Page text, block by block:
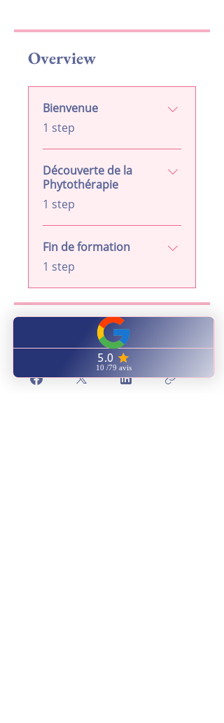
Overview
Bienvenue
.1 step
Découverte de la
Phytothérapie
.1 step
Fin de formation
.1 step